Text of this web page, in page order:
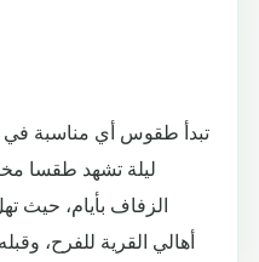
تبدأ طقوس أي مناسبة في
ليلة تشهد طقسا
الزفاف بأيام، حيث
أهالي القرية للفرح،